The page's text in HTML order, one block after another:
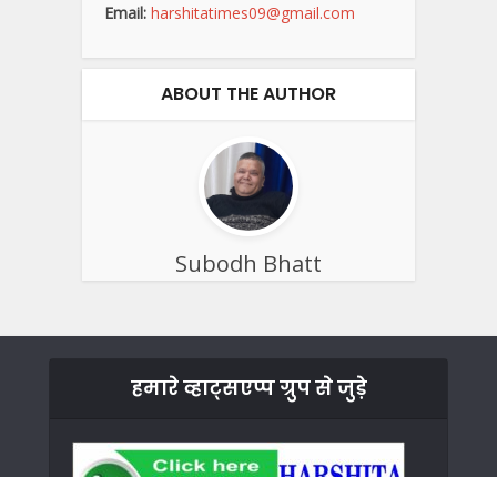
Email: harshitatimes09@gmail.com
ABOUT THE AUTHOR
Subodh Bhatt
हमारे व्हाट्सएप्प ग्रुप से जुड़े